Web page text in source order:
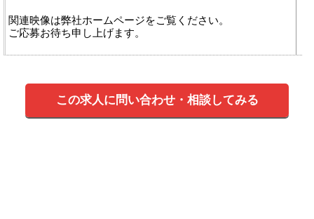
関連映像は弊社ホームページをご覧ください。
ご応募お待ち申し上げます。
この求人に問い合わせ・相談してみる